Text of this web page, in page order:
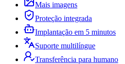
Mais imagens
Proteção integrada
Implantação em 5 minutos
Suporte multilíngue
Transferência para humano